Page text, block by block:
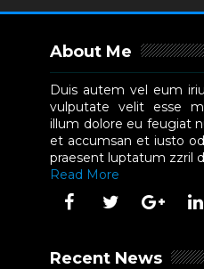
About Me
Duis autem vel eum
vulputate velit esse
illum dolore eu feugiat
et accumsan et iusto
praesent luptatum zzril
Read More
Recent News